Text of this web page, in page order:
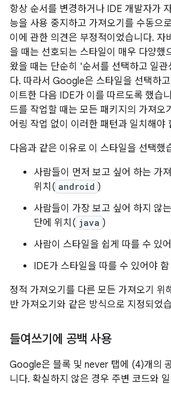
항상 순서를 변경하거나 IDE 개발자가
능을 사용 중지하고 가져오기를 수동으
이에 관한 의견은 부정적이었습니다. 자
을 때는 선호되는 스타일이 매우 다양했
왔을 때는 단순히 '순서를 선택하고 일관
다. 따라서 Google은 스타일을 선택하
이트한 다음 IDE가 이를 따르도록 했습
드를 작업할 때는 모든 패키지의 가져오
어링 작업 없이 이러한 패턴과 일치해야
다음과 같은 이유로 이 스타일을 선택했
사람들이 먼저 보고 싶어 하는 가
위치( android )
사람들이 가장 보고 싶어 하지 않
단에 위치( java )
사람이 스타일을 쉽게 따를 수 있
IDE가 스타일을 따를 수 있어야 함
정적 가져오기를 다른 모든 가져오기 위
반 가져오기와 같은 방식으로 지정되었
들여쓰기에 공백 사용
Google은 블록 및 never 탭에 (4)개의
니다. 확실하지 않은 경우 주변 코드와